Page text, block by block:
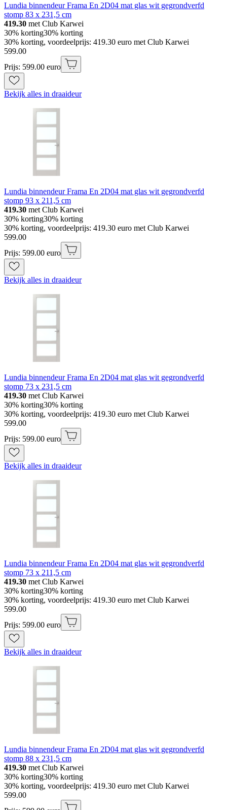
Lundia binnendeur Frama En 2D04 mat glas wit gegrondverfd
stomp 83 x 231,5 cm
419.30 met Club Karwei
30% korting30% korting
30% korting, voordeelprijs: 419.30 euro met Club Karwei
599.00
Prijs: 599.00 euro
Bekijk alles in draaideur
Lundia binnendeur Frama En 2D04 mat glas wit gegrondverfd
stomp 93 x 211,5 cm
419.30 met Club Karwei
30% korting30% korting
30% korting, voordeelprijs: 419.30 euro met Club Karwei
599.00
Prijs: 599.00 euro
Bekijk alles in draaideur
Lundia binnendeur Frama En 2D04 mat glas wit gegrondverfd
stomp 73 x 231,5 cm
419.30 met Club Karwei
30% korting30% korting
30% korting, voordeelprijs: 419.30 euro met Club Karwei
599.00
Prijs: 599.00 euro
Bekijk alles in draaideur
Lundia binnendeur Frama En 2D04 mat glas wit gegrondverfd
stomp 73 x 211,5 cm
419.30 met Club Karwei
30% korting30% korting
30% korting, voordeelprijs: 419.30 euro met Club Karwei
599.00
Prijs: 599.00 euro
Bekijk alles in draaideur
Lundia binnendeur Frama En 2D04 mat glas wit gegrondverfd
stomp 88 x 231,5 cm
419.30 met Club Karwei
30% korting30% korting
30% korting, voordeelprijs: 419.30 euro met Club Karwei
599.00